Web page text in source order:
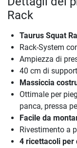
Rack
Taurus Squat
Rack-System
Ampiezza di
40 cm di
Massiccia
Ottimale per
panca, pressa
Facile da
Rivestimento a
4 ricettacoli per